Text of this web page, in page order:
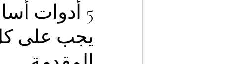
5 أدوات
يجب على